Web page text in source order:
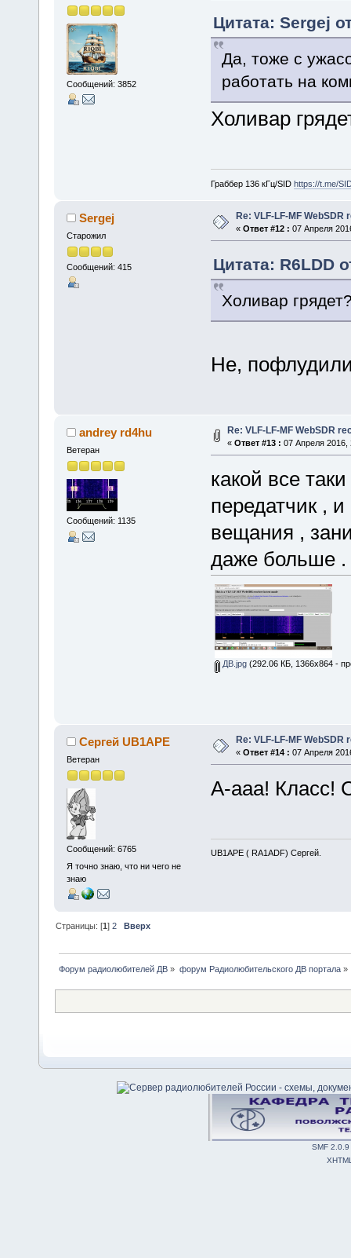
Сообщений: 3852
Цитата: Sergej
Да, тоже с
работать на
Холивар
Граббер 136 кГц/SID https://t.me/
Sergej
Старожил
Сообщений: 415
Re: VLF-LF-MF
« Ответ #12 : 07 Апреля
Цитата: R6LDD
Холивар
Не,
andrey rd4hu
Ветеран
Сообщений: 1135
Re: VLF-LF-MF WebSDR
« Ответ #13 : 07 Апреля 2016,
какой все
передатчик ,
вещания ,
даже больше .
ДВ.jpg(292.06 КБ, 1366x864 -
Сергей UB1APE
Ветеран
Сообщений: 6765
Я точно знаю, что ни чего не
знаю
Re: VLF-LF-MF
« Ответ #14 : 07 Апреля
А-ааа! Класс!
UB1APE ( RA1ADF) Сергей.
Страницы: [1]2 Вверх
Форум радиолюбителей ДВ » форум Радиолюбительского ДВ портала»
SMF 2.0.9